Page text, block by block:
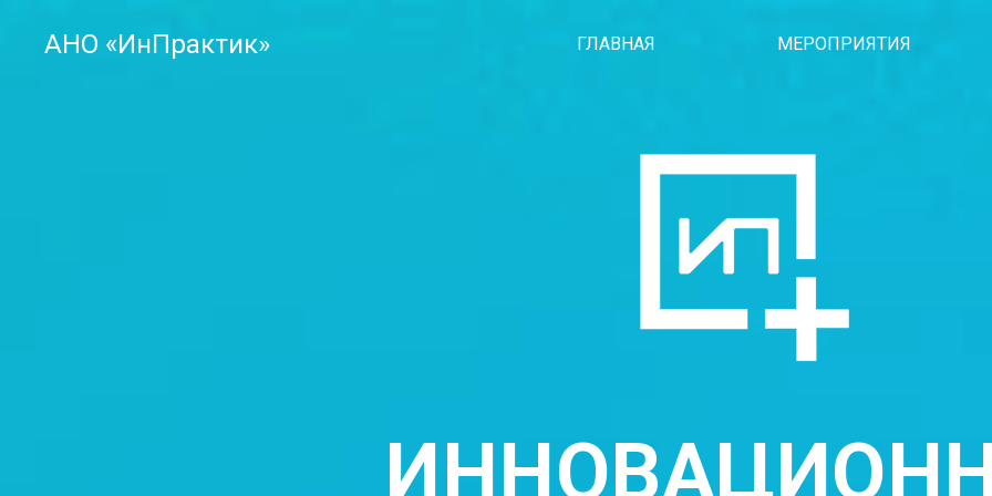
АНО «ИнПрактик» ГЛАВНАЯ МЕРОПРИЯТИЯ